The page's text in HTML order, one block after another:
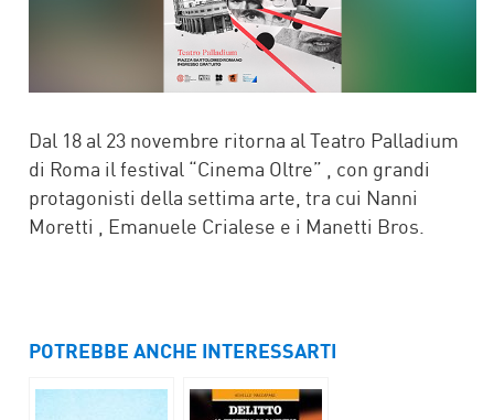
Dal 18 al 23 novembre ritorna al Teatro Palladium
di Roma il festival “Cinema Oltre” , con grandi
protagonisti della settima arte, tra cui Nanni
Moretti , Emanuele Crialese e i Manetti Bros.
POTREBBE ANCHE INTERESSARTI